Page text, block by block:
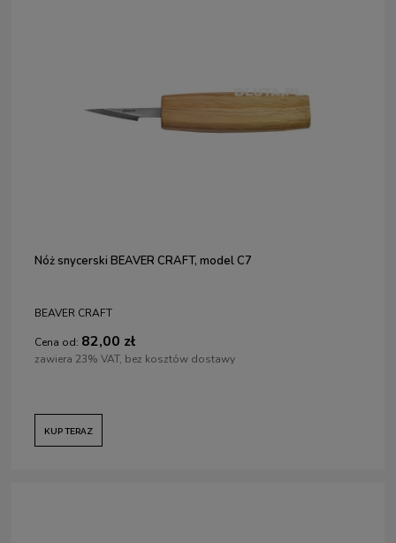
Nóż snycerski BEAVER CRAFT, model C7
BEAVER CRAFT
Cena od: 82,00 zł
zawiera 23% VAT, bez kosztów dostawy
KUP TERAZ